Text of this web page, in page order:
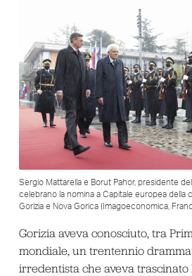
Sergio Mattarella e Borut Pahor, presidente
celebrano la nomina a Capitale europea della
Gorizia e Nova Gorica (Imagoeconomica,
Gorizia aveva conosciuto, tra
mondiale, un trentennio
irredentista che aveva trascinato